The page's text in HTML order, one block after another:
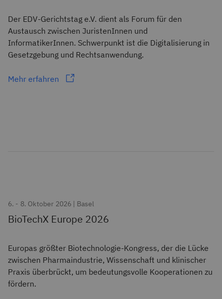
Der EDV-Gerichtstag e.V. dient als Forum für den
Austausch zwischen JuristenInnen und
InformatikerInnen. Schwerpunkt ist die Digitalisierung in
Gesetzgebung und Rechtsanwendung.
Mehr erfahren
6. - 8. Oktober 2026 | Basel
BioTechX Europe 2026
Europas größter Biotechnologie-Kongress, der die Lücke
zwischen Pharmaindustrie, Wissenschaft und klinischer
Praxis überbrückt, um bedeutungsvolle Kooperationen zu
fördern.